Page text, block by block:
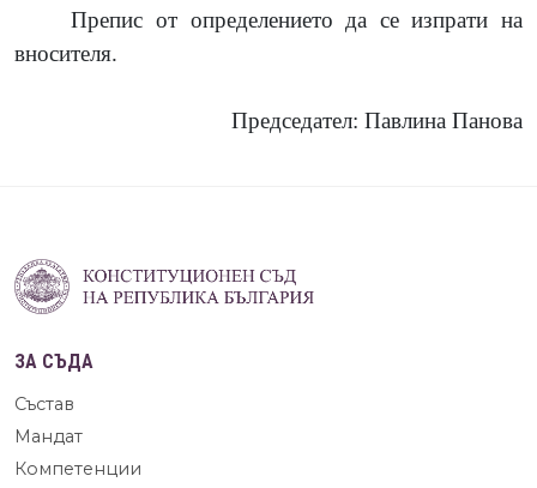
Препис от определението да се изпрати на
вносителя.
Председател: Павлина Панова
ЗА СЪДА
Състав
Мандат
Компетенции